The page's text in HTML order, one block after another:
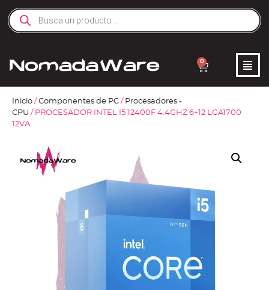
0
Inicio / Componentes de PC / Procesadores -
CPU / PROCESADOR INTEL I5 12400F 4.4GHZ 6+12 LGA1700
12VA